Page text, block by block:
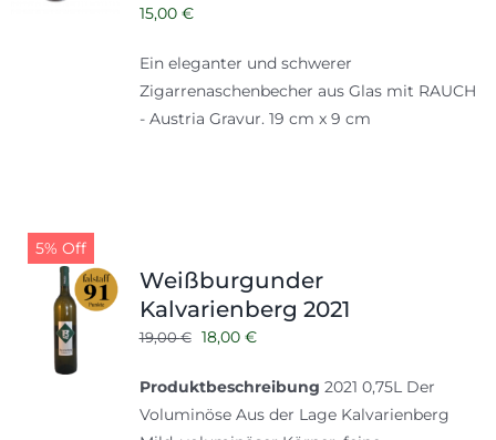
15,00 €
Ein eleganter und schwerer
Zigarrenaschenbecher aus Glas mit RAUCH
- Austria Gravur. 19 cm x 9 cm
5% Off
Weißburgunder
Kalvarienberg 2021
19,00€ Ursprünglicher
war:
19,00 €
18,00 €Aktueller
ist:
18,00 €.
Produktbeschreibung 2021 0,75L Der
Voluminöse Aus der Lage Kalvarienberg